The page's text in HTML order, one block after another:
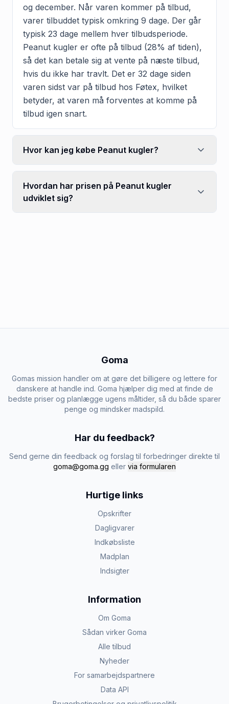
og december. Når varen kommer på tilbud,
varer tilbuddet typisk omkring 9 dage. Der går
typisk 23 dage mellem hver tilbudsperiode.
Peanut kugler er ofte på tilbud (28% af tiden),
så det kan betale sig at vente på næste tilbud,
hvis du ikke har travlt. Det er 32 dage siden
varen sidst var på tilbud hos Føtex, hvilket
betyder, at varen må forventes at komme på
tilbud igen snart.
Hvor kan jeg købe Peanut kugler?
Hvordan har prisen på Peanut kugler
udviklet sig?
Goma
Gomas mission handler om at gøre det billigere og lettere for
danskere at handle ind. Goma hjælper dig med at finde de
bedste priser og planlægge ugens måltider, så du både sparer
penge og mindsker madspild.
Har du feedback?
Send gerne din feedback og forslag til forbedringer direkte til
goma@goma.gg eller via formularen
Hurtige links
Opskrifter
Dagligvarer
Indkøbsliste
Madplan
Indsigter
Information
Om Goma
Sådan virker Goma
Alle tilbud
Nyheder
For samarbejdspartnere
Data API